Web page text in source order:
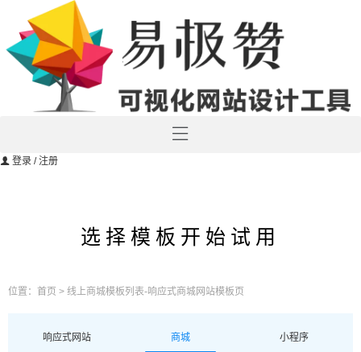
登录 / 注册
选择模板开始试用
位置： 首页 > 线上商城模板列表-响应式商城网站模板页
响应式网站 商城 小程序